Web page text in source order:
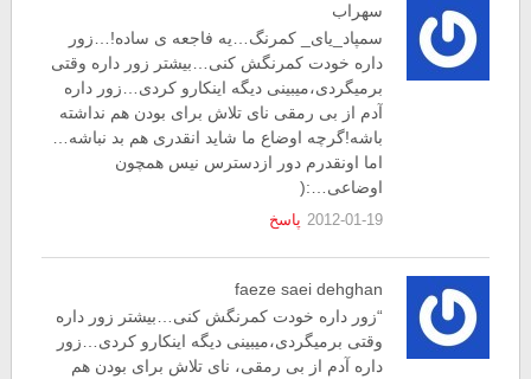
سهراب
سمپاد_یای_ کمرنگ…یه فاجعه ی ساده!…زور
داره خودت کمرنگش کنی…بیشتر زور داره وقتی
برمیگردی،میبینی دیگه اینکارو کردی…زور داره
آدم از بی رمقی نای تلاش برای بودن هم نداشته
باشه!گرچه اوضاع ما شاید انقدری هم بد نباشه…
اما اونقدرم دور ازدسترس نیس همچون
اوضاعی…:(
2012-01-19 پاسخ
faeze saei dehghan
“زور داره خودت کمرنگش کنی…بیشتر زور داره
وقتی برمیگردی،میبینی دیگه اینکارو کردی…زور
داره آدم از بی رمقی، نای تلاش برای بودن هم